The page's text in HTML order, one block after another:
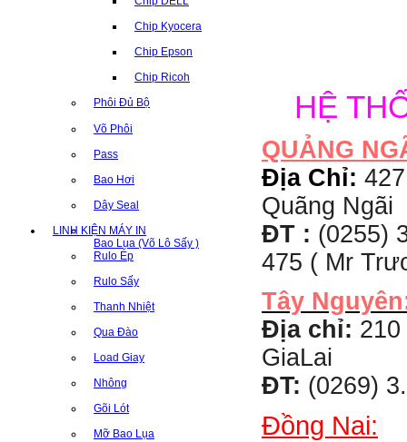
Chip Kyocera
Chip Epson
Chip Ricoh
Phôi Đủ Bộ
Võ Phôi
Pass
Bao Hơi
Dây Seal
LINH KIỆN MÁY IN
Bao Lụa (Võ Lô Sấy )
Rulo Ép
Rulo Sấy
Thanh Nhiệt
Qua Đào
Load Giay
Nhông
Gõi Lót
Mỡ Bao Lụa
HỆ
QUẢNG
Địa Chỉ:
Quãng Ngãi
ĐT : (0255)
475 ( Mr
Tây
Địa chỉ:
GiaLai
ĐT: (0269)
Đồng Nai: